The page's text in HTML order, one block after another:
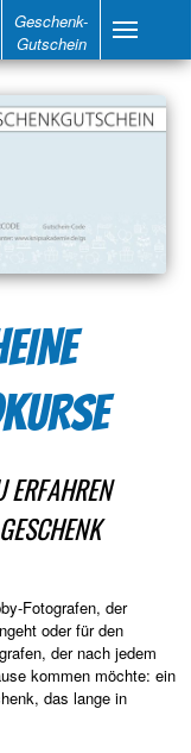
Geschenk-
Gutschein
ERFAHREN
Fotografen, der
oder für den
der nach jedem
kommen möchte: ein
das lange in